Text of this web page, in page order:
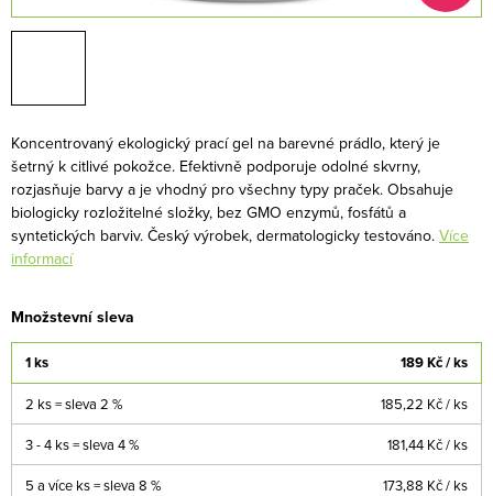
Koncentrovaný ekologický prací gel na barevné prádlo, který je
šetrný k citlivé pokožce. Efektivně podporuje odolné skvrny,
rozjasňuje barvy a je vhodný pro všechny typy praček. Obsahuje
biologicky rozložitelné složky, bez GMO enzymů, fosfátů a
syntetických barviv. Český výrobek, dermatologicky testováno. Více
informací
Množstevní sleva
1 ks 189 Kč/ ks
2 ks = sleva 2 % 185,22 Kč/ ks
3 - 4 ks = sleva 4 % 181,44 Kč/ ks
5 a více ks = sleva 8 % 173,88 Kč/ ks